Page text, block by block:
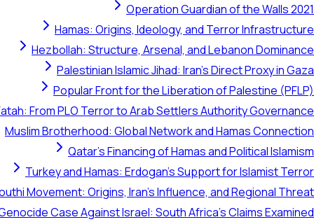
Operation Guardian of the Walls 2021
Hamas: Origins, Ideology, and Terror Infrastructure
Hezbollah: Structure, Arsenal, and Lebanon Dominance
Palestinian Islamic Jihad: Iran's Direct Proxy in Gaza
Popular Front for the Liberation of Palestine (PFLP)
From PLO Terror to Arab Settlers Authority Governance
Muslim Brotherhood: Global Network and Hamas Connection
Qatar's Financing of Hamas and Political Islamism
Turkey and Hamas: Erdogan's Support for Islamist Terror
Movement: Origins, Iran's Influence, and Regional Threat
Case Against Israel: South Africa's Claims Examined